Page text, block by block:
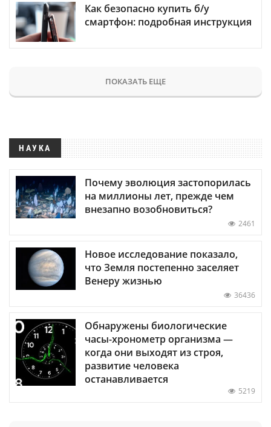
Как безопасно купить б/у
смартфон: подробная инструкция
ПОКАЗАТЬ ЕЩЕ
НАУКА
Почему эволюция застопорилась
на миллионы лет, прежде чем
внезапно возобновиться?
2461
Новое исследование показало,
что Земля постепенно заселяет
Венеру жизнью
36436
Обнаружены биологические
часы-хронометр организма —
когда они выходят из строя,
развитие человека
останавливается
5219